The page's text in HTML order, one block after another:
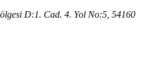
D:1. Cad. 4. Yol No:5, 54160